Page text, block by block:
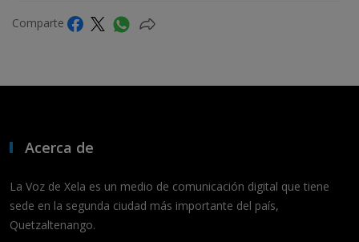
Comparte
Acerca de
La Voz de Xela es un medio de comunicación digital que tiene
sede en la segunda ciudad más importante del país,
Quetzaltenango.